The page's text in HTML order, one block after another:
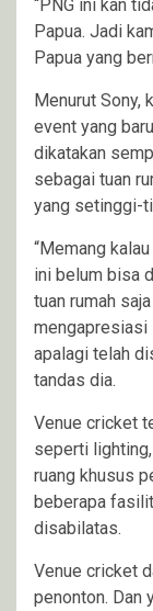
“PNG ini kan
Papua. Jadi
Papua yang
Menurut Sony,
event yang
dikatakan
sebagai tuan
yang setinggi-
“Memang
ini belum bisa
tuan rumah
mengapresiasi
apalagi telah
tandas dia.
Venue cricket
seperti
ruang khusus
beberapa
disabilatas.
Venue cricket
penonton. Dan